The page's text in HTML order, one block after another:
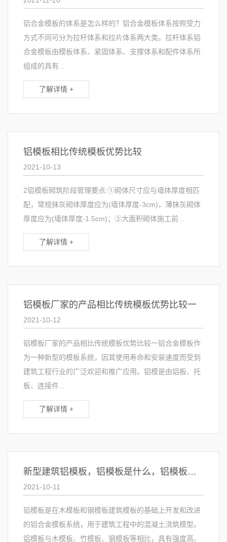
铝合金模板的体系是怎么样的？铝合金模板体系按照受力
方式不同可分为拉杆体系和拉片体系两大类。拉杆体系铝
合金模板由模板体系、紧固体系、支撑体系和配件体系所
组成的具有...
了解详情 +
铝模板相比传统模板优势比较
2021-10-13
2铝模板砌筑阶段管理要点:①砌体尺寸应与墙体厚度相匹
配，常规抹灰砌体厚度应为(墙体厚度-3cm)，薄抹灰砌体
厚度应为(墙体厚度-1.5cm)；②大面积砌体施工前...
了解详情 +
铝模板厂家的产品相比传统模板优势比较一
2021-10-12
铝模板厂家的产品相比传统模板优势比较一铝合金模板作
为一种新型的模板系统，因其使用寿命和安装速度而受到
建筑工程行业的广泛欢迎和推广应用。铝模是由铝板、托
板、连接件...
了解详情 +
新型建筑铝模板，铝模板是什么，铝模板的特点
2021-10-11
铝模板是在木模板和钢模板建筑模板的基础上开发和改进
的铝合金模板系统，用于建筑工程中的混凝土浇筑模型。
铝模板与木模板、竹模板、钢模板等相比，具有强度高、